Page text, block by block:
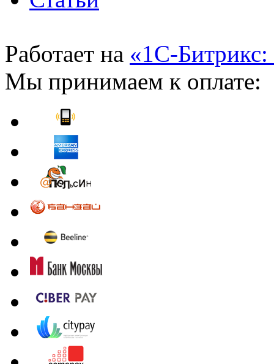
Работает на «1С-Битрикс:
Мы принимаем к оплате: